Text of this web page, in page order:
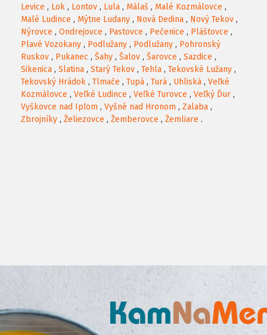
Levice , Lok , Lontov , Lula , Málaš , Malé Kozmálovce ,
Malé Ludince , Mýtne Ludany , Nová Dedina , Nový Tekov ,
Nýrovce , Ondrejovce , Pastovce , Pečenice , Plášťovce ,
Plavé Vozokany , Podlužany , Podlužany , Pohronský
Ruskov , Pukanec , Šahy , Šalov , Šarovce , Sazdice ,
Sikenica , Slatina , Starý Tekov , Tehla , Tekovské Lužany ,
Tekovský Hrádok , Tlmače , Tupá , Turá , Uhliská , Veľké
Kozmálovce , Veľké Ludince , Veľké Turovce , Veľký Ďur ,
Vyškovce nad Ipľom , Vyšné nad Hronom , Zalaba ,
Zbrojníky , Želiezovce , Žemberovce , Žemliare .